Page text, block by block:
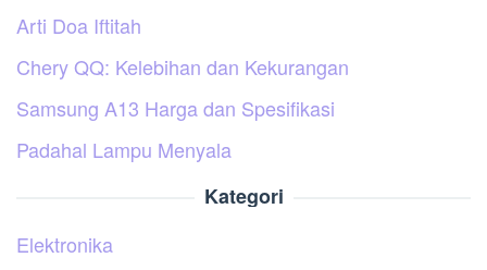
Arti Doa Iftitah
Chery QQ: Kelebihan dan Kekurangan
Samsung A13 Harga dan Spesifikasi
Padahal Lampu Menyala
Kategori
Elektronika